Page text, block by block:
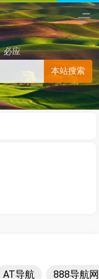
必应
本站搜索
AT导航
888导航网